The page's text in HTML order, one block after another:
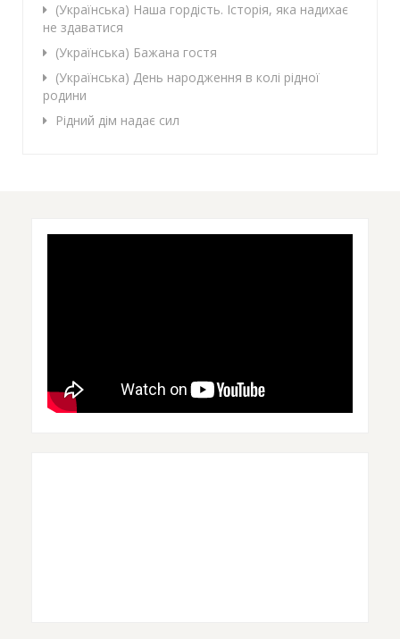
(Українська) Наша гордість. Історія, яка надихає
не здаватися
(Українська) Бажана гостя
(Українська) День народження в колі рідної
родини
Рідний дім надає сил